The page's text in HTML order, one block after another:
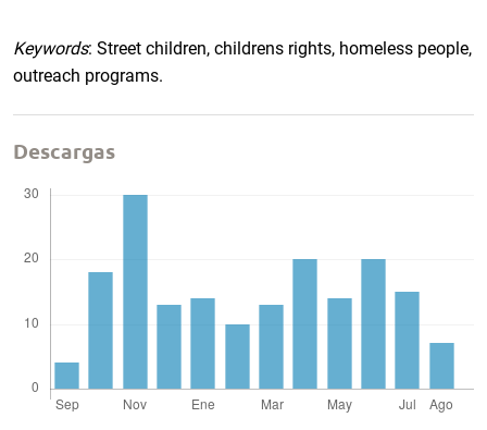
Keywords: Street children, childrens rights, homeless people,
outreach programs.
Descargas